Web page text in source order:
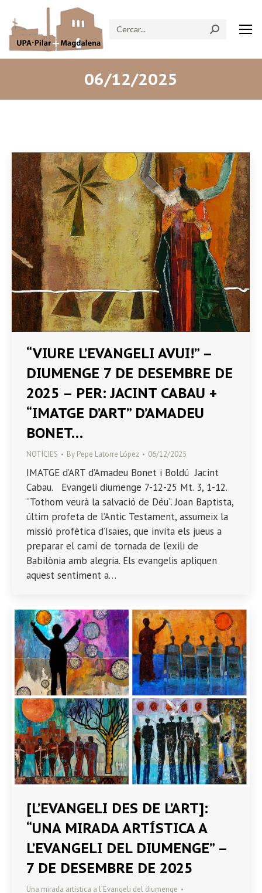
Search:
06/12/2025
“VIURE L’EVANGELI AVUI!” –
DIUMENGE 7 DE DESEMBRE DE
2025 – PER: JACINT CABAU +
“IMATGE D’ART” D’AMADEU
BONET…
NOTÍCIES By Pepe Latorre López 06/12/2025
IMATGE d’ART d’Amadeu Bonet i Boldú Jacint
Cabau. Evangeli diumenge 7-12-25 Mt. 3, 1-12.
“Tothom veurà la salvació de Déu”. Joan Baptista,
últim profeta de l’Antic Testament, assumeix la
missió profètica d’Isaïes, que invita els jueus a
preparar el camí de tornada de l’exili de
Babilònia amb alegria. Els evangelis apliquen
aquest sentiment a…
[L’EVANGELI DES DE L’ART]:
“UNA MIRADA ARTÍSTICA A
L’EVANGELI DEL DIUMENGE” –
7 DE DESEMBRE DE 2025
Una mirada artística a l’Evangeli del diumenge